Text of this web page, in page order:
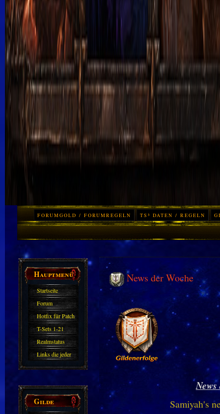
FORUMGOLD / FORUMREGELN TS³ DATEN / REGELN
Hauptmenü
Startseite
Forum
Hotfix für Patch
11.X
T-Sets 1-21
Realmstatus
Links die jeder
kennen sollte?!
Gilde
News der Woche
Samiyah's